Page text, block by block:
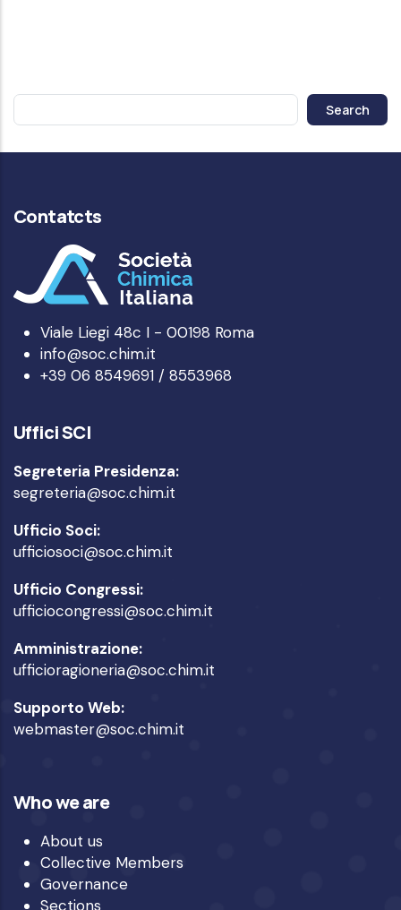
Contatcts
Viale Liegi 48c I - 00198 Roma
info@soc.chim.it
+39 06 8549691 / 8553968
Uffici SCI
Segreteria Presidenza:
segreteria@soc.chim.it
Ufficio Soci:
ufficiosoci@soc.chim.it
Ufficio Congressi:
ufficiocongressi@soc.chim.it
Amministrazione:
ufficioragioneria@soc.chim.it
Supporto Web:
webmaster@soc.chim.it
Who we are
About us
Collective Members
Governance
Sections